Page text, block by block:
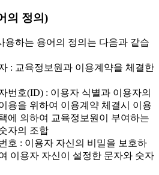
의 정의)
용하는 용어의 정의는 다음과 같습
: 교육정보원과 이용계약을 체결한
번호(ID) : 이용자 식별과 이용자의
용을 위하여 이용계약 체결시 이용
에 의하여 교육정보원이 부여하는
자의 조합
호 : 이용자 자신의 비밀을 보호하
이용자 자신이 설정한 문자와 숫자